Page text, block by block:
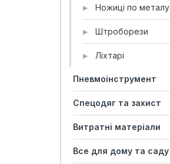
▶ Ножиці по металу
▶ Штроборези
▶ Ліхтарі
Пневмоінструмент
Спецодяг та захист
Витратні матеріали
Все для дому та саду